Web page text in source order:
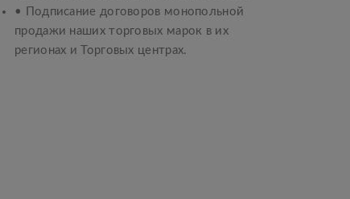
• Подписание договоров монопольной
продажи наших торговых марок в их
регионах и Торговых центрах.